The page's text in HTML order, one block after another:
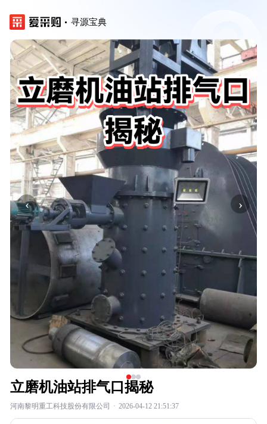
寻源宝典
‹ ›
立磨机油站排气口揭秘
河南黎明重工科技股份有限公司 · 2026-04-12 21:51:37